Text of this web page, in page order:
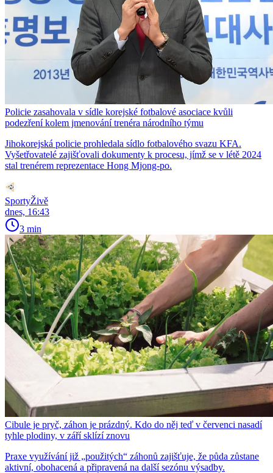
Policie zasahovala v sídle korejské fotbalové asociace kvůli
podezření kolem jmenování trenéra národního týmu
Jihokorejská policie prohledala sídlo fotbalového svazu KFA.
Vyšetřovatelé zajišťovali dokumenty k procesu, jímž se v létě 2024
stal trenérem reprezentace Hong Mjong-po.
SportyŽivě
dnes, 16:43
3 min
Cibule je pryč, záhon je prázdný. Kdo do něj teď v červenci nasadí
tyhle plodiny, v září sklízí znovu
Praxe využívání již „použitých“ záhonů zajišťuje, že půda zůstane
aktivní, obohacená a připravená na další sezónu výsadby.